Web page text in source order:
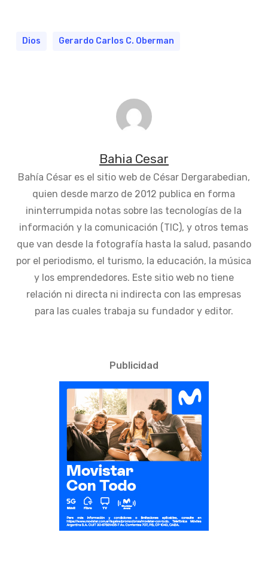
Dios Gerardo Carlos C. Oberman
Bahia Cesar
Bahía César es el sitio web de César Dergarabedian,
quien desde marzo de 2012 publica en forma
ininterrumpida notas sobre las tecnologías de la
información y la comunicación (TIC), y otros temas
que van desde la fotografía hasta la salud, pasando
por el periodismo, el turismo, la educación, la música
y los emprendedores. Este sitio web no tiene
relación ni directa ni indirecta con las empresas
para las cuales trabaja su fundador y editor.
Publicidad